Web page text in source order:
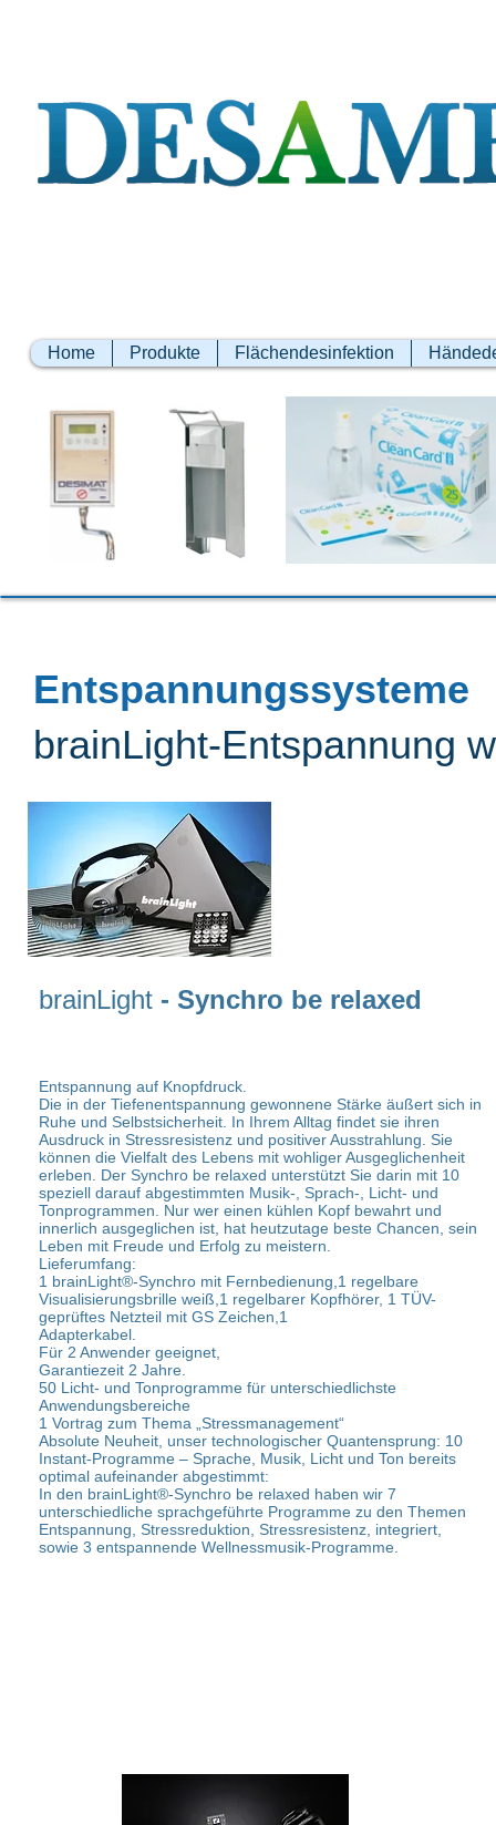
Home Produkte Flächendesinfektion
Entspannungssysteme
brainLight-Entspannung
brainLight - Synchro be relaxed
Entspannung auf Knopfdruck.
Die in der Tiefenentspannung gewonnene Stärke äußert sich in
Ruhe und Selbstsicherheit. In Ihrem Alltag findet sie ihren
Ausdruck in Stressresistenz und positiver Ausstrahlung. Sie
können die Vielfalt des Lebens mit wohliger Ausgeglichenheit
erleben. Der Synchro be relaxed unterstützt Sie darin mit 10
speziell darauf abgestimmten Musik-, Sprach-, Licht- und
Tonprogrammen. Nur wer einen kühlen Kopf bewahrt und
innerlich ausgeglichen ist, hat heutzutage beste Chancen, sein
Leben mit Freude und Erfolg zu meistern.
Lieferumfang:
1 brainLight®-Synchro mit Fernbedienung,1 regelbare
Visualisierungsbrille weiß,1 regelbarer Kopfhörer, 1 TÜV-
geprüftes Netzteil mit GS Zeichen,1
Adapterkabel.
Für 2 Anwender geeignet,
Garantiezeit 2 Jahre.
50 Licht- und Tonprogramme für unterschiedlichste
Anwendungsbereiche
1 Vortrag zum Thema „Stressmanagement“
Absolute Neuheit, unser technologischer Quantensprung: 10
Instant-Programme – Sprache, Musik, Licht und Ton bereits
optimal aufeinander abgestimmt:
In den brainLight®-Synchro be relaxed haben wir 7
unterschiedliche sprachgeführte Programme zu den Themen
Entspannung, Stressreduktion, Stressresistenz, integriert,
sowie 3 entspannende Wellnessmusik-Programme.